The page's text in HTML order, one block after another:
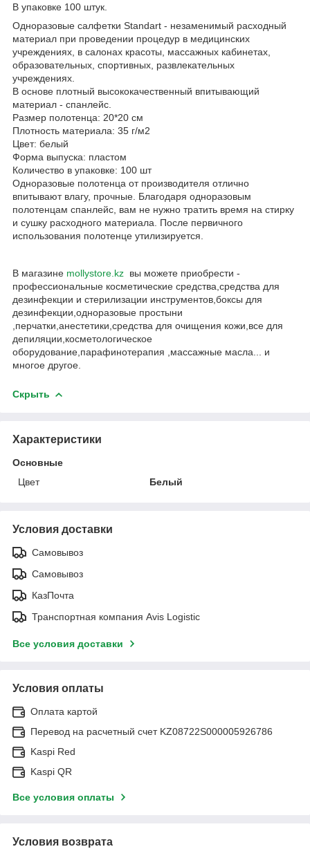
В упаковке 100 штук.
Одноразовые салфетки Standart - незаменимый расходный
материал при проведении процедур в медицинских
учреждениях, в салонах красоты, массажных кабинетах,
образовательных, спортивных, развлекательных
учреждениях.
В основе плотный высококачественный впитывающий
материал - спанлейс.
Размер полотенца: 20*20 см
Плотность материала: 35 г/м2
Цвет: белый
Форма выпуска: пластом
Количество в упаковке: 100 шт
Одноразовые полотенца от производителя отлично
впитывают влагу, прочные. Благодаря одноразовым
полотенцам спанлейс, вам не нужно тратить время на стирку
и сушку расходного материала. После первичного
использования полотенце утилизируется.
В магазине mollystore.kz вы можете приобрести -
профессиональные косметические средства,средства для
дезинфекции и стерилизации инструментов,боксы для
дезинфекции,одноразовые простыни
,перчатки,анестетики,средства для очищения кожи,все для
депиляции,косметологическое
оборудование,парафинотерапия ,массажные масла... и
многое другое.
Скрыть
Характеристики
Основные
Цвет
Белый
Условия доставки
Самовывоз
Самовывоз
КазПочта
Транспортная компания Avis Logistic
Все условия доставки
Условия оплаты
Оплата картой
Перевод на расчетный счет KZ08722S000005926786
Kaspi Red
Kaspi QR
Все условия оплаты
Условия возврата